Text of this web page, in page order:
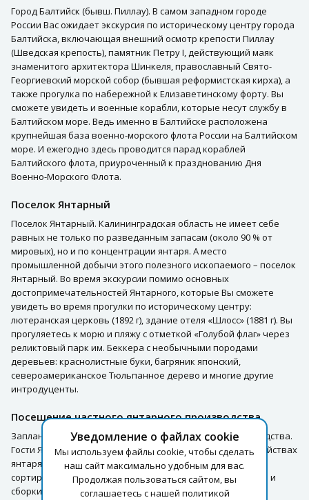
Город Балтийск (бывш. Пиллау). В самом западном городе
России Вас ожидает экскурсия по историческому центру города
Балтийска, включающая внешний осмотр крепости Пиллау
(Шведская крепость), памятник Петру I, действующий маяк
знаменитого архитектора Шинкеля, православный Свято-
Георгиевский морской собор (бывшая реформистская кирха), а
также прогулка по набережной к Елизаветинскому форту. Вы
сможете увидеть и военные корабли, которые несут службу в
Балтийском море. Ведь именно в Балтийске расположена
крупнейшая база военно-морского флота России на Балтийском
море. И ежегодно здесь проводится парад кораблей
Балтийского флота, приуроченный к празднованию Дня
Военно-Морского Флота.
Поселок Янтарный
Поселок Янтарный. Калининградская область не имеет себе
равных не только по разведанным запасам (около 90 % от
мировых), но и по концентрации янтаря. А место
промышленной добычи этого полезного ископаемого – поселок
Янтарный. Во время экскурсии помимо основных
достопримечательностей Янтарного, которые Вы сможете
увидеть во время прогулки по историческому центру:
лютеранская церковь (1892 г), здание отеля «Шлосс» (1881 г). Вы
прогуляетесь к морю и пляжу с отметкой «Голубой флаг» через
реликтовый парк им. Беккера с необычными породами
деревьев: краснолистные буки, багряник японский,
североамериканское Тюльпанное дерево и многие другие
интродуценты.
Посещение частного янтарного производства
Запланировано посещение частного янтарного производства.
Гости Янтарной мастерской узнают об удивительных свойствах
янтаря, увидят полный цикл изготовления украшений: от
сортировки сырья до калибровки и шлифовки, полировки и
сборки готовых бус, браслетов, колье, кулонов и т.д.
Уведомление о файлах cookie
Мы используем файлы cookie, чтобы сделать
наш сайт максимально удобным для вас.
Продолжая пользоваться сайтом, вы
соглашаетесь с нашей политикой